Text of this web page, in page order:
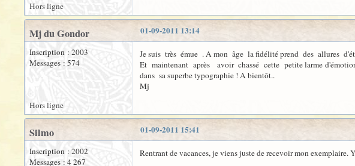
Hors ligne
01-09-2011 13:14
Mj du Gondor
Inscription : 2003
Messages : 574
Je suis très émue . A mon âge la fidélité prend des allures
Et maintenant après avoir chassé cette petite larme
dans sa superbe typographie ! A bientôt..
Mj
Hors ligne
01-09-2011 15:41
Silmo
Inscription : 2002
Messages : 4 267
Rentrant de vacances, je viens juste de recevoir mon exemplaire.